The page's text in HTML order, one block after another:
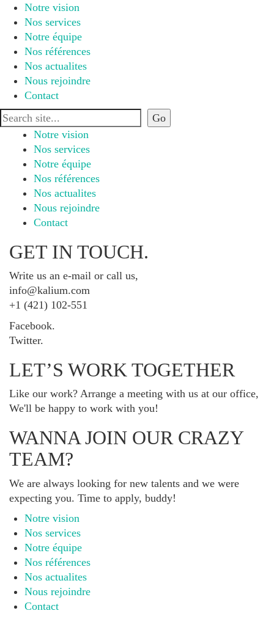
Notre vision
Nos services
Notre équipe
Nos références
Nos actualites
Nous rejoindre
Contact
Notre vision
Nos services
Notre équipe
Nos références
Nos actualites
Nous rejoindre
Contact
GET IN TOUCH.
Write us an e-mail or call us,
info@kalium.com
+1 (421) 102-551
Facebook.
Twitter.
LET’S WORK TOGETHER
Like our work? Arrange a meeting with us at our office,
We'll be happy to work with you!
WANNA JOIN OUR CRAZY
TEAM?
We are always looking for new talents and we were
expecting you. Time to apply, buddy!
Notre vision
Nos services
Notre équipe
Nos références
Nos actualites
Nous rejoindre
Contact